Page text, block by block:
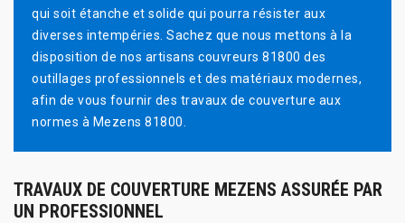
qui soit étanche et solide qui pourra résister aux
diverses intempéries. Sachez que nous mettons à la
disposition de nos artisans couvreurs 81800 des
outillages professionnels et des matériaux modernes,
afin de vous fournir des travaux de couverture aux
normes à Mezens 81800.
TRAVAUX DE COUVERTURE MEZENS ASSURÉE PAR
UN PROFESSIONNEL